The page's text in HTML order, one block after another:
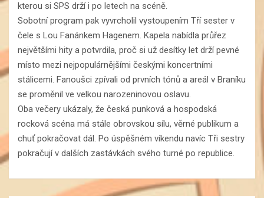
kterou si SPS drží i po letech na scéně.
Sobotní program pak vyvrcholil vystoupením Tří sester v
čele s Lou Fanánkem Hagenem. Kapela nabídla průřez
největšími hity a potvrdila, proč si už desítky let drží pevné
místo mezi nejpopulárnějšími českými koncertními
stálicemi. Fanoušci zpívali od prvních tónů a areál v Braníku
se proměnil ve velkou narozeninovou oslavu.
Oba večery ukázaly, že česká punková a hospodská
rocková scéna má stále obrovskou sílu, věrné publikum a
chuť pokračovat dál. Po úspěšném víkendu navíc Tři sestry
pokračují v dalších zastávkách svého turné po republice.